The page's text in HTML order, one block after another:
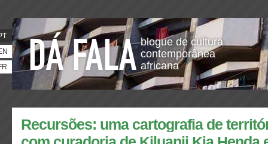
blogue de cultura
contemporânea
africana
Recursões: uma cartografia de